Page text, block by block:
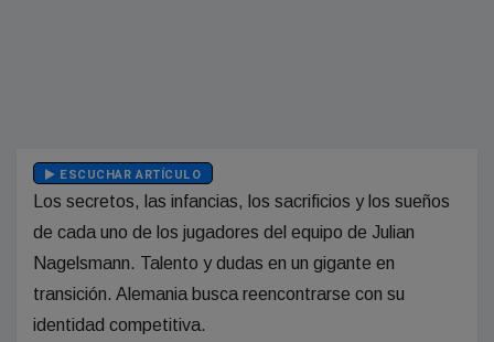
ESCUCHAR ARTÍCULO
Los secretos, las infancias, los sacrificios y los sueños
de cada uno de los jugadores del equipo de Julian
Nagelsmann. Talento y dudas en un gigante en
transición. Alemania busca reencontrarse con su
identidad competitiva.